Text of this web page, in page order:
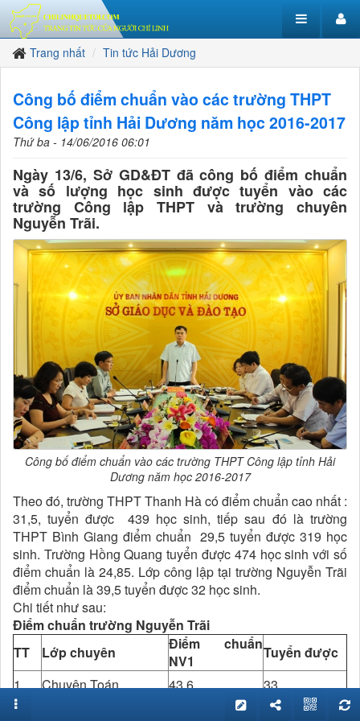
Trang nhất Tin tức Hải Dương
Công bố điểm chuẩn vào các trường THPT
Công lập tỉnh Hải Dương năm học 2016-2017
Thứ ba - 14/06/2016 06:01
Ngày 13/6, Sở GD&ĐT đã công bố điểm chuẩn
và số lượng học sinh được tuyển vào các
trường Công lập THPT và trường chuyên
Nguyễn Trãi.
Công bố điểm chuẩn vào các trường THPT Công lập tỉnh Hải
Dương năm học 2016-2017
Theo đó, trường THPT Thanh Hà có điểm chuẩn cao nhất :
31,5, tuyển được 439 học sinh, tiếp sau đó là trường
THPT Bình Giang điểm chuẩn 29,5 tuyển được 319 học
sinh. Trường Hồng Quang tuyển được 474 học sinh với số
điểm chuẩn là 24,85. Lớp công lập tại trường Nguyễn Trãi
điểm chuẩn là 39,5 tuyển được 32 học sinh.
Chi tiết như sau:
Điểm chuẩn trường Nguyễn Trãi
TT
Lớp chuyên
Điểm chuẩn
NV1
Tuyển được
1
Chuyên Toán 43.6
33
2
33